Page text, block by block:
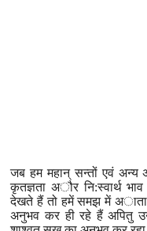
जब हम महान् सन्तों एवं अन्य
कृतज्ञता अौर नि:स्वार्थ
देखते हैं तो हमें समझ में अाता
अनुभव कर ही रहे हैं अपितु